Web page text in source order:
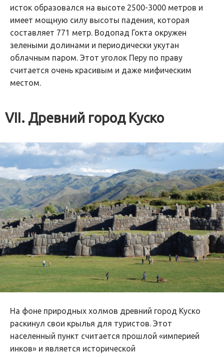
исток образовался на высоте 2500-3000 метров и
имеет мощную силу высоты падения, которая
составляет 771 метр. Водопад Гокта окружен
зелеными долинами и периодически укутан
облачным паром. Этот уголок Перу по праву
считается очень красивым и даже мифическим
местом.
VII. Древний город Куско
На фоне природных холмов древний город Куско
раскинул свои крылья для туристов. Этот
населенный пункт считается прошлой «империей
инков» и является исторической